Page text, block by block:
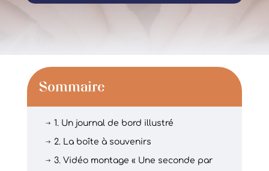
Sommaire
$ 1. Un journal de bord illustré
$ 2. La boîte à souvenirs
$ 3. Vidéo montage « Une seconde par